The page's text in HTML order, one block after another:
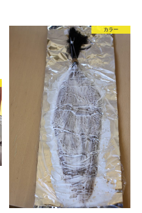
カラー